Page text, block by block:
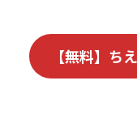
【無料】ち